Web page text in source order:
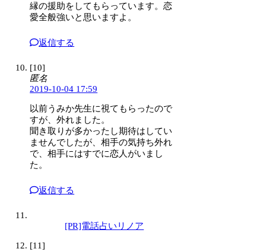
縁の援助をしてもらっています。恋
愛全般強いと思いますよ。
返信する
[10]
匿名
2019-10-04 17:59
以前うみか先生に視てもらったので
すが、外れました。
聞き取りが多かったし期待はしてい
ませんでしたが、相手の気持ち外れ
で、相手にはすでに恋人がいまし
た。
返信する
[PR]電話占いリノア
[11]